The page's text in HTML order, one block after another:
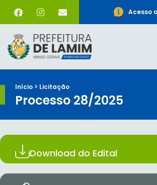
Acesso
Início > Licitação
Processo 28/2025
Download do Edital